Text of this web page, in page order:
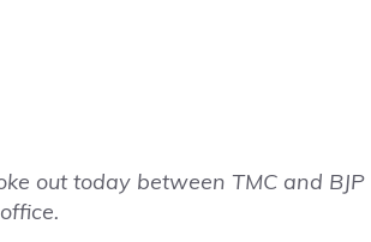
out today between TMC and BJP